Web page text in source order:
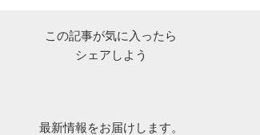
この記事が気に入ったら
シェアしよう
最新情報をお届けします。